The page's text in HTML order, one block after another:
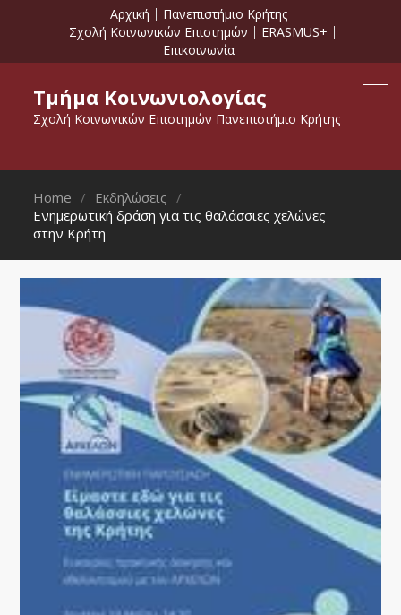
Αρχική
Πανεπιστήμιο Κρήτης
Σχολή Κοινωνικών Επιστημών
ERASMUS+
Επικοινωνία
Τμήμα Κοινωνιολογίας
Σχολή Κοινωνικών Επιστημών Πανεπιστήμιο Κρήτης
Home
Εκδηλώσεις
Ενημερωτική δράση για τις θαλάσσιες χελώνες
στην Κρήτη